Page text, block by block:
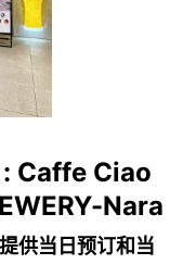
Caffe Ciao
Nara
供当日预订和当